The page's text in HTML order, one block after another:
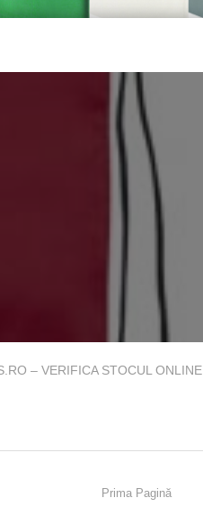
– VERIFICA STOCUL ONLINE
Prima Pagină